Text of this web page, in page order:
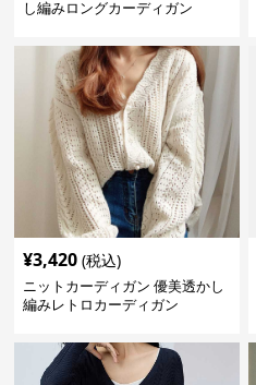
し編みロングカーディガン
¥3,420 (税込)
ニットカーディガン 優美透かし
編みレトロカーディガン